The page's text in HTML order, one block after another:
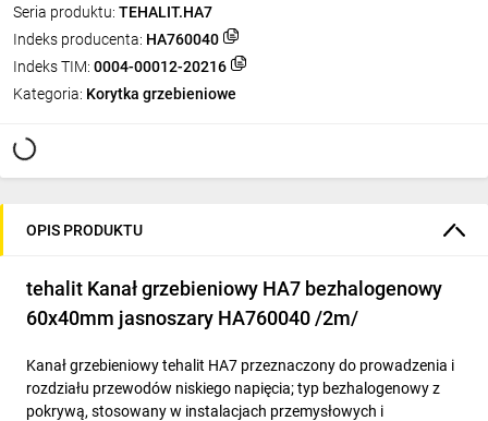
Seria produktu: TEHALIT.HA7
Indeks producenta: HA760040
Indeks TIM: 0004-00012-20216
Kategoria: Korytka grzebieniowe
OPIS PRODUKTU
tehalit Kanał grzebieniowy HA7 bezhalogenowy
60x40mm jasnoszary HA760040 /2m/
Kanał grzebieniowy tehalit HA7 przeznaczony do prowadzenia i
rozdziału przewodów niskiego napięcia; typ bezhalogenowy z
pokrywą, stosowany w instalacjach przemysłowych i